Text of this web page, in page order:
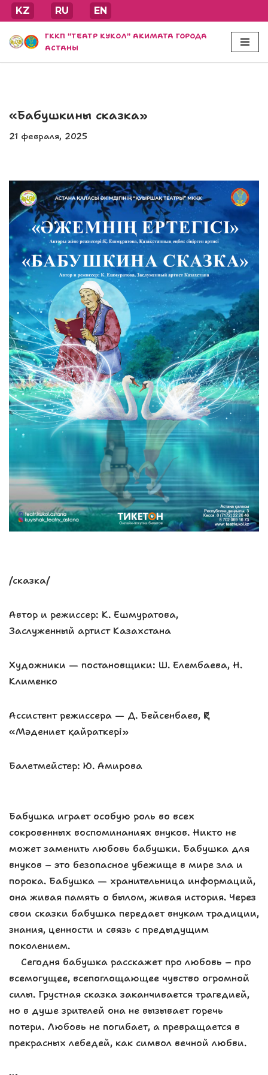
Перейти
к
содержимому
KZ RU EN
ГККП "ТЕАТР КУКОЛ" АКИМАТА ГОРОДА
АСТАНЫ
«Бабушкины сказка»
21 февраля, 2025
/сказка/
Автор и режиссер: К. Ешмуратова,
Заслуженный артист Казахстана
Художники — постановщики: Ш. Елембаева, Н.
Клименко
Ассистент режиссера — Д. Бейсенбаев, ҚР
«Мәдениет қайраткері»
Балетмейстер: Ю. Амирова
Бабушка играет особую роль во всех
сокровенных воспоминаниях внуков. Никто не
может заменить любовь бабушки. Бабушка для
внуков – это безопасное убежище в мире зла и
порока. Бабушка — хранительница информаций,
она живая память о былом, живая история. Через
свои сказки бабушка передает внукам традиции,
знания, ценности и связь с предыдущим
поколением.
Сегодня бабушка расскажет про любовь – про
всемогущее, всепоглощающее чувство огромной
силы. Грустная сказка заканчивается трагедией,
но в душе зрителей она не вызывает горечь
потери. Любовь не погибает, а превращается в
прекрасных лебедей, как символ вечной любви.